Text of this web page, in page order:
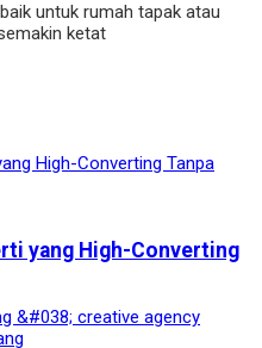
untuk rumah tapak atau
ketat
yang High-Converting